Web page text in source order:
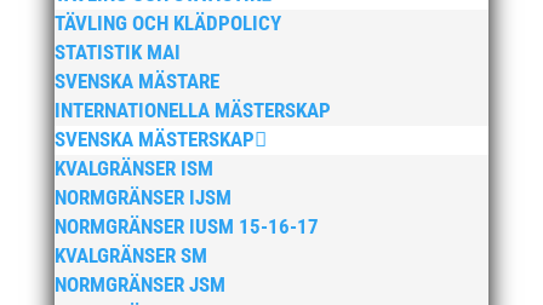
TÄVLING OCH KLÄDPOLICY
STATISTIK MAI
SVENSKA MÄSTARE
INTERNATIONELLA MÄSTERSKAP
SVENSKA MÄSTERSKAP
KVALGRÄNSER ISM
NORMGRÄNSER IJSM
NORMGRÄNSER IUSM 15-16-17
KVALGRÄNSER SM
NORMGRÄNSER JSM
januari 2026
december 2025
november 2025
oktober 2025
augusti 2025
juli 2025
april 2025
mars 2025